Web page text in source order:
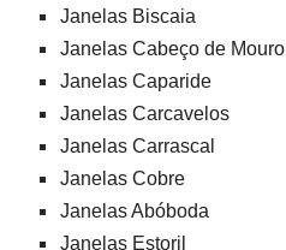
Janelas Biscaia
Janelas Cabeço de Mouro
Janelas Caparide
Janelas Carcavelos
Janelas Carrascal
Janelas Cobre
Janelas Abóboda
Janelas Estoril